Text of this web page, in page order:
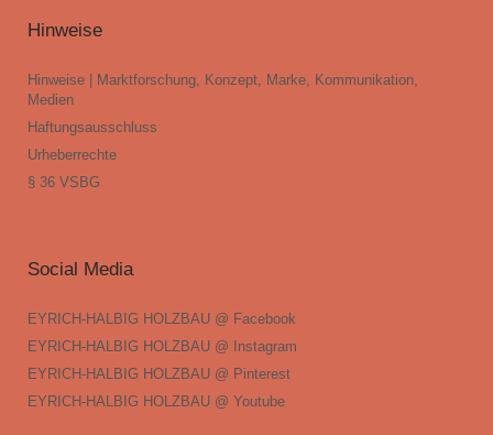
Hinweise
Hinweise | Marktforschung, Konzept, Marke, Kommunikation,
Medien
Haftungsausschluss
Urheberrechte
§ 36 VSBG
Social Media
EYRICH-HALBIG HOLZBAU @ Facebook
EYRICH-HALBIG HOLZBAU @ Instagram
EYRICH-HALBIG HOLZBAU @ Pinterest
EYRICH-HALBIG HOLZBAU @ Youtube